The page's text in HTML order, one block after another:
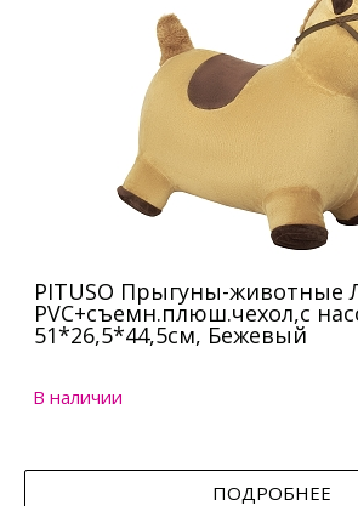
PITUSO Прыгуны-животные
PVC+съемн.плюш.чехол,с
51*26,5*44,5см, Бежевый
В наличии
ПОДРОБНЕЕ